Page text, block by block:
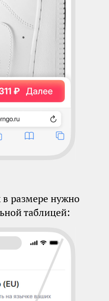
размере нужно
таблицей: